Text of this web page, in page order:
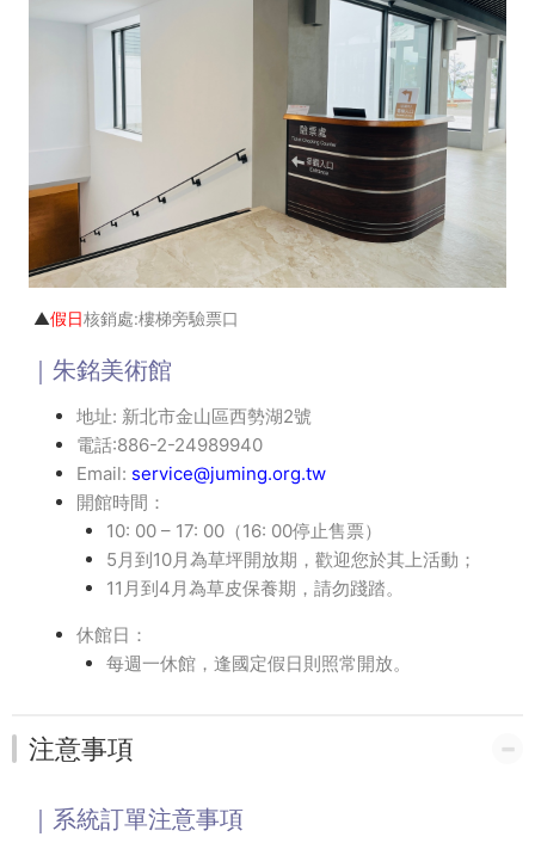
▲假日核銷處:樓梯旁驗票口
｜朱銘美術館
地址: 新北市金山區西勢湖2號
電話:886-2-24989940
Email: service@juming.org.tw
開館時間：
10: 00 – 17: 00（16: 00停止售票）
5月到10月為草坪開放期，歡迎您於其上活動；
11月到4月為草皮保養期，請勿踐踏。
休館日：
每週一休館，逢國定假日則照常開放。
注意事項
｜系統訂單注意事項